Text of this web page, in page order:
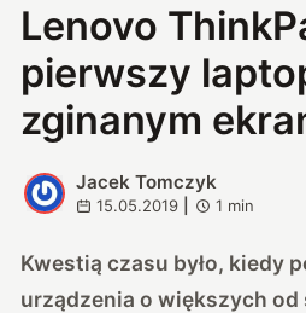
Lenovo
pierwszy
zginanym
J
Jacek Tomczyk
15.05.2019 1 min
Kwestią czasu było, kiedy
urządzenia o większych